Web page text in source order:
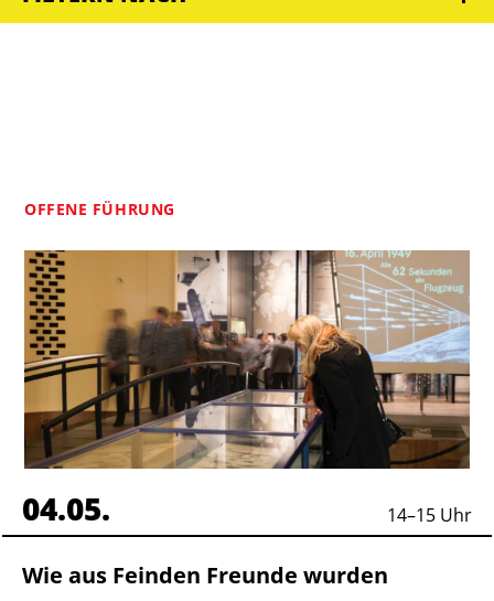
04.05. 14–15 Uhr
Wie aus Feinden Freunde wurden
OFFENE FÜHRUNG